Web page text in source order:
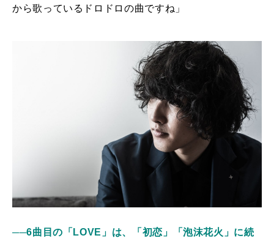
から歌っているドロドロの曲ですね」
──6曲目の「LOVE」は、「初恋」「泡沫花火」に続